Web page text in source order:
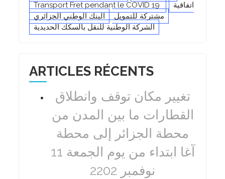
Transport Fret pendant le COVID 19
اتفاقية
مشتركة للتمويل
البنك الوطني الجزائري
الشركة الوطنية للنقل بالسكك الحديدية
ARTICLES RÉCENTS
تغيير مكان توقف وانطلاق
القطارات ما بين المدن من
محطة الجزائر إلى محطة
آغا ابتداء من يوم الجمعة 11
نوفمبر 2202